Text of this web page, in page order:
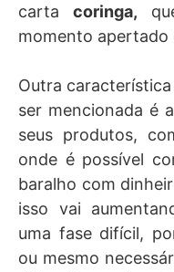
carta coringa,
momento apertado
Outra
ser mencionada é
seus produtos,
onde é possível
baralho com
isso vai
uma fase difícil,
ou mesmo